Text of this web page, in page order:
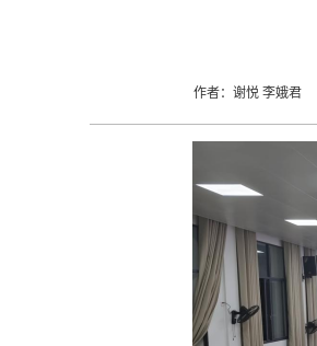
作者：谢悦 李娥君